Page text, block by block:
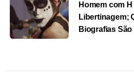
Homem com
Libertinagem;
Biografias São